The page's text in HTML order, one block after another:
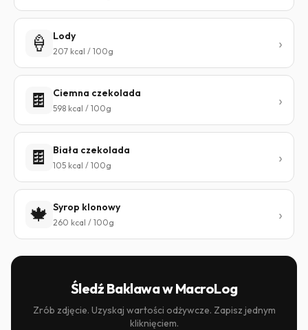
🍦 Lody
207 kcal / 100g
🍫 Ciemna czekolada
598 kcal / 100g
🍫 Biała czekolada
105 kcal / 100g
🍁 Syrop klonowy
260 kcal / 100g
Śledź Baklawa w MacroLog
Zrób zdjęcie. Uzyskaj wartości odżywcze. Zapisz jednym
kliknięciem.